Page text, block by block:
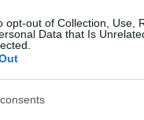
opt-out of Collection, Use,
Data that Is